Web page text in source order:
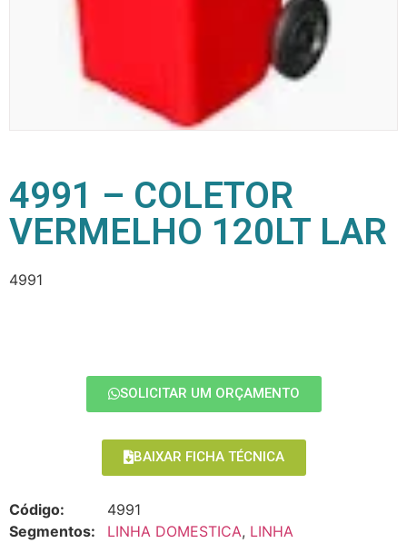
4991 – COLETOR
VERMELHO 120LT LAR
4991
SOLICITAR UM ORÇAMENTO
BAIXAR FICHA TÉCNICA
Código:
4991
Segmentos:
LINHA DOMESTICA, LINHA